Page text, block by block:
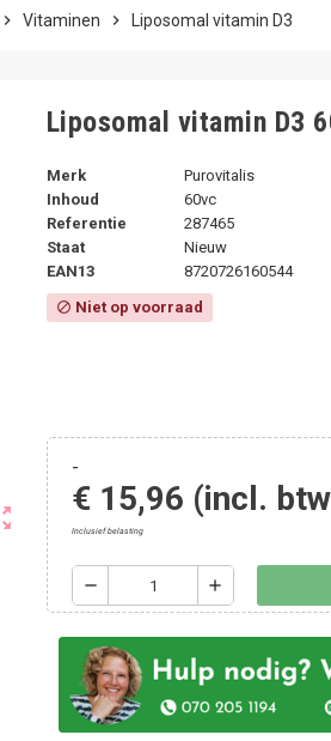
chevron_right Vitaminen chevron_right Liposomal vitamin D3
Liposomal vitamin D3
Merk
Purovitalis
Inhoud
60vc
Referentie
287465
Staat
Nieuw
EAN13
8720726160544
block Niet op voorraad
-
€ 15,96 (incl.
Inclusief belasting
remove add